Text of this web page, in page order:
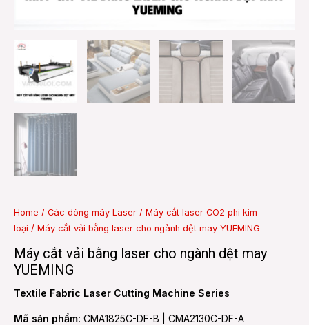
Home / Các dòng máy Laser / Máy cắt laser CO2 phi kim
loại / Máy cắt vải bằng laser cho ngành dệt may YUEMING
Máy cắt vải bằng laser cho ngành dệt may
YUEMING
Textile Fabric Laser Cutting Machine Series
Mã sản phẩm: CMA1825C-DF-B | CMA2130C-DF-A